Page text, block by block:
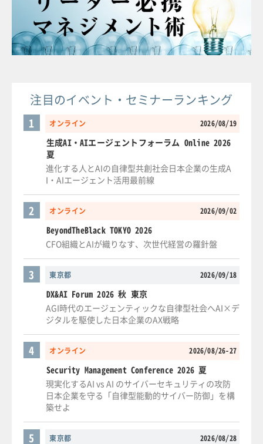
注目のイベント・セミナーランキング
オンライン 2026/08/19
1
生成AI・AIエージェントフォーラム Online 2026
夏
進化する人とAIの自律型共創社会日本企業の生成A
I・AIエージェント活用最前線
オンライン 2026/09/02
2
BeyondTheBlack TOKYO 2026
CFO組織とAIが織りなす、次世代経営の羅針盤
東京都 2026/09/18
3
DX&AI Forum 2026 秋 東京
AGI時代のエージェンティックな自律型社会へAI×デ
ジタルを駆使した日本企業のAX戦略
オンライン 2026/08/26-27
4
Security Management Conference 2026 夏
現実化するAI vs AI のサイバーセキュリティの攻防
日本企業を守る「自律型能動的サイバー防御」を構
築せよ
東京都 2026/08/28
5